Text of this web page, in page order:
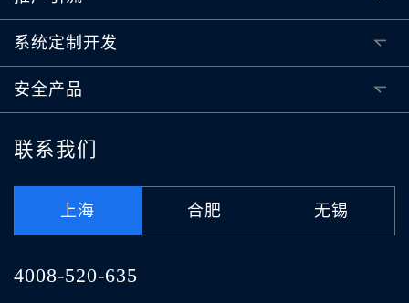
系统定制开发
安全产品
联系我们
上海 合肥 无锡
4008-520-635